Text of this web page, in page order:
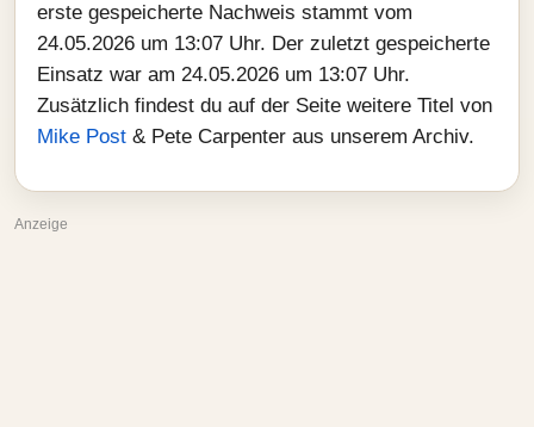
erste gespeicherte Nachweis stammt vom
24.05.2026 um 13:07 Uhr. Der zuletzt gespeicherte
Einsatz war am 24.05.2026 um 13:07 Uhr.
Zusätzlich findest du auf der Seite weitere Titel von
Mike Post & Pete Carpenter aus unserem Archiv.
Anzeige